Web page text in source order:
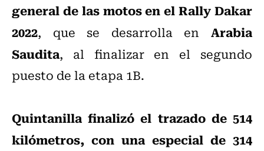
general de las motos en el Rally Dakar
2022, que se desarrolla en Arabia
Saudita, al finalizar en el segundo
puesto de la etapa 1B.
Quintanilla finalizó el trazado de 514
kilómetros, con una especial de 314